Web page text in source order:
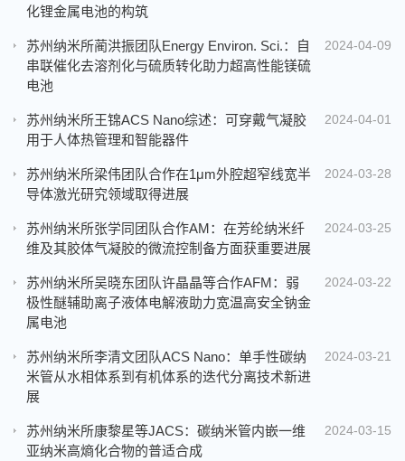
化锂金属电池的构筑
2024-04-09
苏州纳米所蔺洪振团队Energy Environ. Sci.：自
串联催化去溶剂化与硫质转化助力超高性能镁硫
电池
2024-04-01
苏州纳米所王锦ACS Nano综述：可穿戴气凝胶
用于人体热管理和智能器件
2024-03-28
苏州纳米所梁伟团队合作在1μm外腔超窄线宽半
导体激光研究领域取得进展
2024-03-25
苏州纳米所张学同团队合作AM：在芳纶纳米纤
维及其胶体气凝胶的微流控制备方面获重要进展
2024-03-22
苏州纳米所吴晓东团队许晶晶等合作AFM：弱
极性醚辅助离子液体电解液助力宽温高安全钠金
属电池
2024-03-21
苏州纳米所李清文团队ACS Nano：单手性碳纳
米管从水相体系到有机体系的迭代分离技术新进
展
2024-03-15
苏州纳米所康黎星等JACS：碳纳米管内嵌一维
亚纳米高熵化合物的普适合成